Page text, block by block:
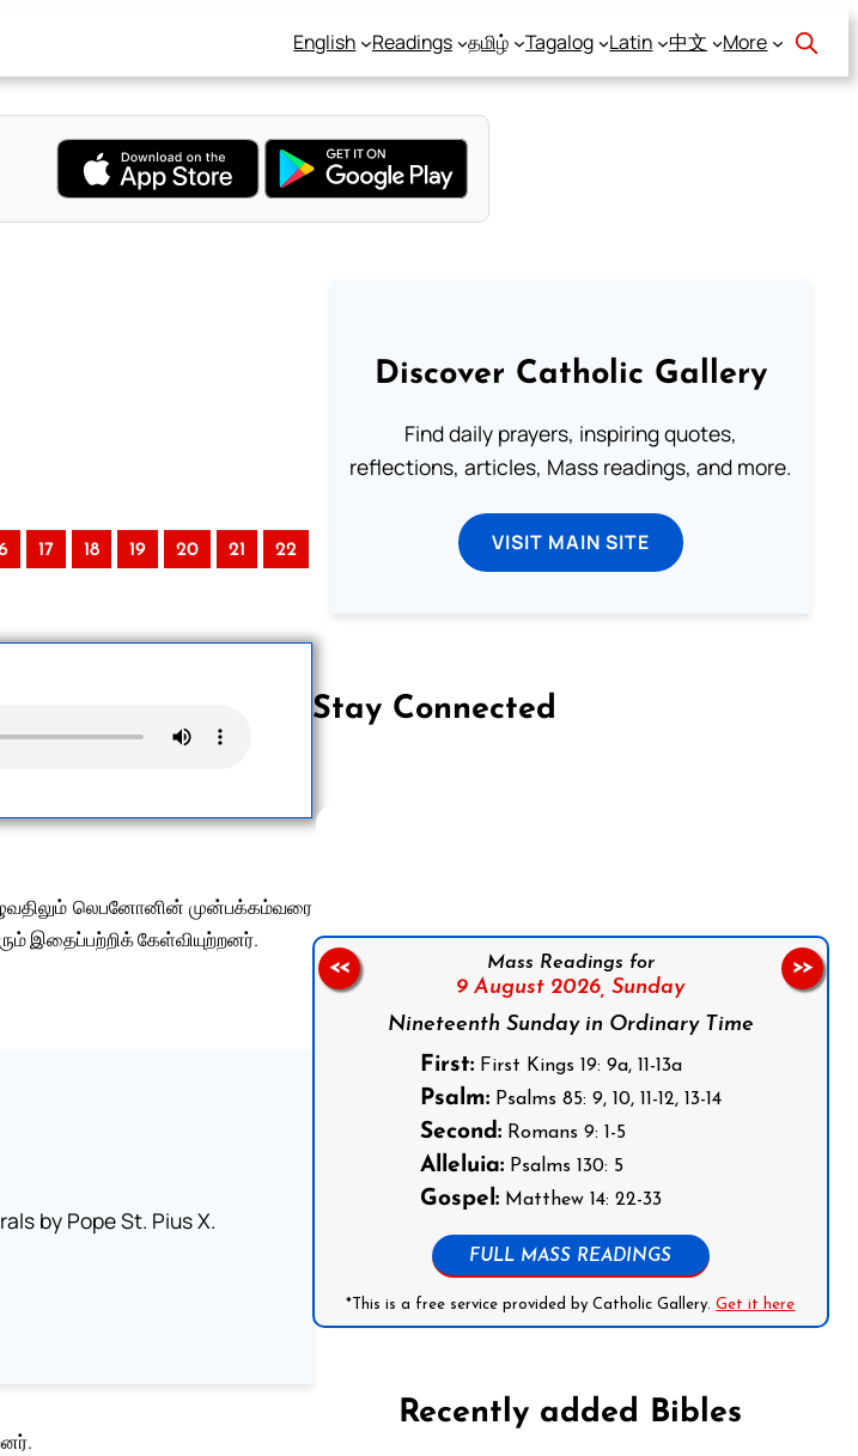
English Readings தமிழ் Tagalog Latin 中文 More
17 18 19 20 21 22
லெபனோனின் முன்பக்கம்வரை
இதைப்பற்றிக் கேள்வியுற்றனர்.
by Pope St. Pius X.
Discover Catholic Gallery
Find daily prayers, inspiring quotes,
reflections, articles, Mass readings, and more.
VISIT MAIN SITE
Stay Connected
Follow us on Facebook
Mass Readings for
9 August 2026, Sunday
Nineteenth Sunday in Ordinary Time
First:First Kings 19: 9a, 11-13a
Psalm:Psalms 85: 9, 10, 11-12, 13-14
Second:Romans 9: 1-5
Alleluia:Psalms 130: 5
Gospel:Matthew 14: 22-33
FULL MASS READINGS
*This is a free service provided by Catholic Gallery.Get it here
<< >>
Recently added Bibles